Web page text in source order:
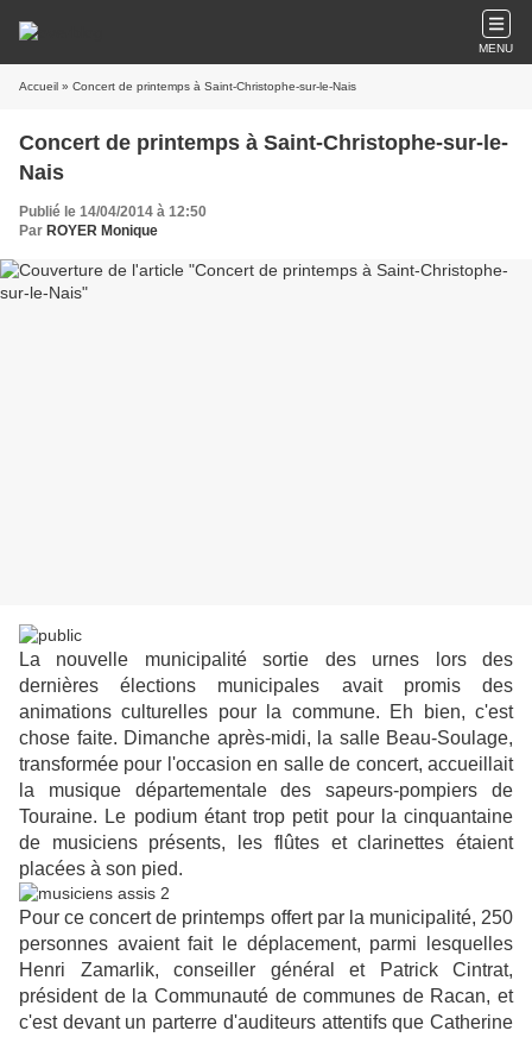
MENU
Accueil » Concert de printemps à Saint-Christophe-sur-le-Nais
Concert de printemps à Saint-Christophe-sur-le-
Nais
Publié le 14/04/2014 à 12:50
Par ROYER Monique
La nouvelle municipalité sortie des urnes lors des
dernières élections municipales avait promis des
animations culturelles pour la commune. Eh bien, c'est
chose faite. Dimanche après-midi, la salle Beau-Soulage,
transformée pour l'occasion en salle de concert, accueillait
la musique départementale des sapeurs-pompiers de
Touraine. Le podium étant trop petit pour la cinquantaine
de musiciens présents, les flûtes et clarinettes étaient
placées à son pied.
Pour ce concert de printemps offert par la municipalité, 250
personnes avaient fait le déplacement, parmi lesquelles
Henri Zamarlik, conseiller général et Patrick Cintrat,
président de la Communauté de communes de Racan, et
c'est devant un parterre d'auditeurs attentifs que Catherine